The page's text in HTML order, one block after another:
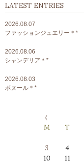
LATEST ENTRIES
2026.08.07
ファッションジュエリー＊*
2026.08.06
シャンデリア＊*
2026.08.03
ボヌール＊*
M
T
3
4
10
11